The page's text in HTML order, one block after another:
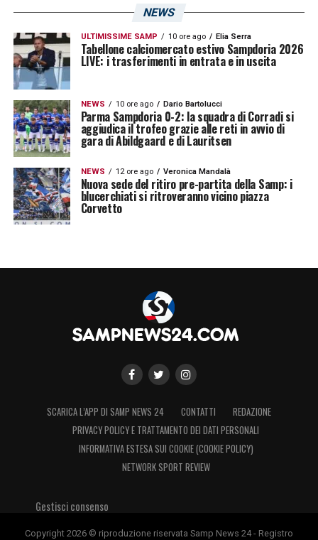
dimostrato che Genova è solo blucerchiata!»
LA PLAYLIST DELLE NOSTRE TOP NEWS
NEWS
ULTIMISSIME SAMP 10 ore ago Elia Serra
Tabellone calciomercato estivo Sampdoria 2026
LIVE: i trasferimenti in entrata e in uscita
NEWS 10 ore ago Dario Bartolucci
Parma Sampdoria 0-2: la squadra di Corradi si
aggiudica il trofeo grazie alle reti in avvio di
gara di Abildgaard e di Lauritsen
NEWS 12 ore ago Veronica Mandalà
Nuova sede del ritiro pre-partita della Samp: i
blucerchiati si ritroveranno vicino piazza
Corvetto
SCARICA L’APP DI SAMP NEWS 24 CONTATTI
REDAZIONE
PRIVACY POLICY E TRATTAMENTO DEI DATI PERSONALI
INFORMATIVA ESTESA SUI COOKIE (COOKIE POLICY)
NETWORK SPORT REVIEW
Gestisci consenso
Copyright 2026 © riproduzione riservata Samp News 24 - Registro